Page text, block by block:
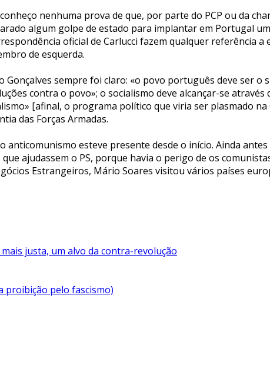
nenhuma prova de que, por parte do PCP ou da
algum golpe de estado para implantar em Portugal
oficial de Carlucci fazem qualquer referência
de esquerda.
Gonçalves sempre foi claro: «o povo português deve ser
contra o povo»; o socialismo deve alcançar-se
[afinal, o programa político que viria ser plasmado
das Forças Armadas.
anticomunismo esteve presente desde o início. Ainda
ajudassem o PS, porque havia o perigo de os
Estrangeiros, Mário Soares visitou vários países
justa, um alvo da contra-revolução
proibição pelo fascismo)